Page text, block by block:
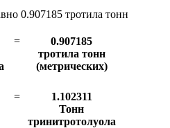
0.907185 тротила тонн
=
0.907185
тротила тонн
(метрических)
=
1.102311
Тонн
тринитротолуола